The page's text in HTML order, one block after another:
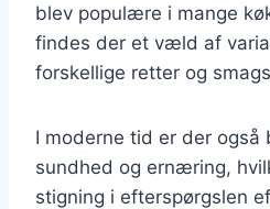
blev populære i mange
findes der et væld af
forskellige retter og
I moderne tid er der også
sundhed og ernæring,
stigning i efterspørgslen